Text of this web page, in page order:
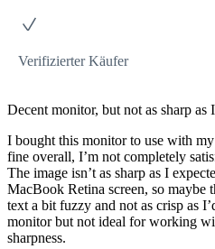
Verifizierter Käufer
Decent monitor, but not as sharp as
I bought this monitor to use with
fine overall, I’m not completely
The image isn’t as sharp as I
MacBook Retina screen, so maybe
text a bit fuzzy and not as crisp as
monitor but not ideal for working
sharpness.